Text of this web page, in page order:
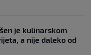
je kulinarskom
a nije daleko od